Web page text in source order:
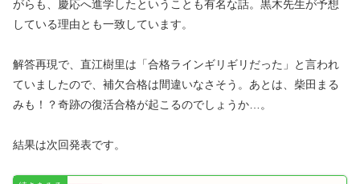
がらも、慶応へ進学したということも有名な話。黒木先生が予想
している理由とも一致しています。
解答再現で、直江樹里は「合格ラインギリギリだった」と言われ
ていましたので、補欠合格は間違いなさそう。あとは、柴田まる
みも！？奇跡の復活合格が起こるのでしょうか…。
結果は次回発表です。